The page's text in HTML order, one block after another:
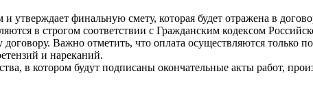
утверждает финальную смету, которая будет отражена в
в строгом соответствии с Гражданским кодексом
Важно отметить, что оплата осуществляются только
и нареканий.
в котором будут подписаны окончательные акты работ,